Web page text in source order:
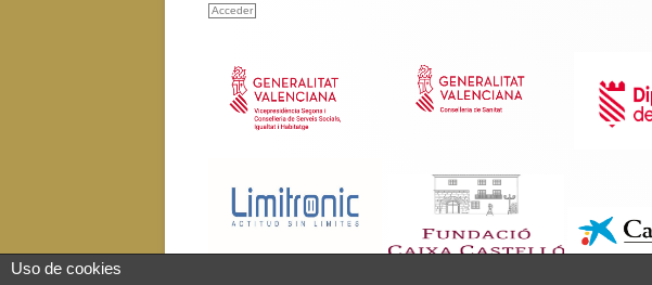
Acceder
Uso de cookies